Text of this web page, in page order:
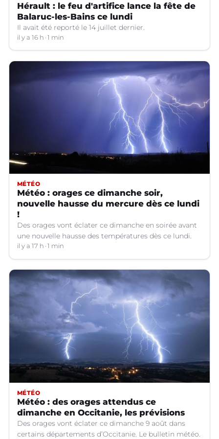
Hérault : le feu d'artifice lance la fête de
Balaruc-les-Bains ce lundi
Il avait été reporté le 14 juillet dernier.
il y a 16 h 1 min
MÉTÉO
Météo : orages ce dimanche soir,
nouvelle hausse du mercure dès ce lundi
!
Des orages vont éclater ce dimanche en soirée avant
une nouvelle hausse des températures dès ce lundi.
il y a 17 h 1 min
MÉTÉO
Météo : des orages attendus ce
dimanche en Occitanie, les prévisions
Des orages vont éclater ce dimanche 9 août dans
certains départements d’Occitanie. Le bulletin météo.